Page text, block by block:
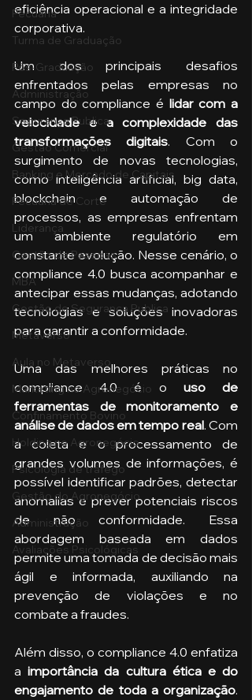
Pecuária
Turma de Graduação
Pós-Graduação
Administração
Segurança Publica
Gestão Comercial
Banking e Mercado de Capitais
Pecuária de Corte
Liderança
Gestão de Pessoas
MBA
Gestão de Segurança Publica
Metaverso
Aula no Metaverso
Marketing no Agronegócio
Confinamento Bovino
Holding no Agronegócio
Psicologia de tráfego
Gestão do Agronegócio
Administração
Avaliações Psicológicas
eficiência operacional e a integridade
corporativa.
Um dos principais desafios
enfrentados pelas empresas no
campo do compliance é lidar com a
velocidade e a complexidade das
transformações digitais. Com o
surgimento de novas tecnologias,
como inteligência artificial, big data,
blockchain e automação de
processos, as empresas enfrentam
um ambiente regulatório em
constante evolução. Nesse cenário, o
compliance 4.0 busca acompanhar e
antecipar essas mudanças, adotando
tecnologias e soluções inovadoras
para garantir a conformidade.
Uma das melhores práticas no
compliance 4.0 é o uso de
ferramentas de monitoramento e
análise de dados em tempo real. Com
a coleta e o processamento de
grandes volumes de informações, é
possível identificar padrões, detectar
anomalias e prever potenciais riscos
de não conformidade. Essa
abordagem baseada em dados
permite uma tomada de decisão mais
ágil e informada, auxiliando na
prevenção de violações e no
combate a fraudes.
Além disso, o compliance 4.0 enfatiza
a importância da cultura ética e do
engajamento de toda a organização.